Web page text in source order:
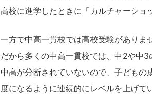
高校に進学したときに「カルチャーショ
一方で中高一貫校では高校受験がありま
だから多くの中高一貫校では、中2や中3
中高が分断されていないので、子ども
度になるように連続的にレベルを上げて